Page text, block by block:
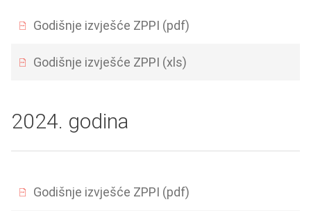
Godišnje izvješće ZPPI (pdf)
Godišnje izvješće ZPPI (xls)
2024. godina
Godišnje izvješće ZPPI (pdf)